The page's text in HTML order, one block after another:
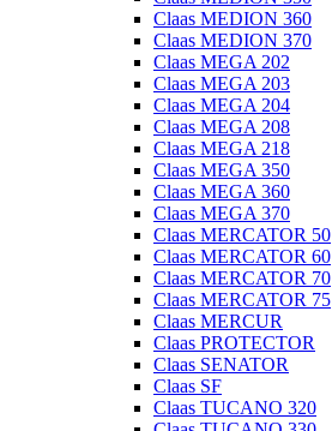
Claas MEDION 360
Claas MEDION 370
Claas MEGA 202
Claas MEGA 203
Claas MEGA 204
Claas MEGA 208
Claas MEGA 218
Claas MEGA 350
Claas MEGA 360
Claas MEGA 370
Claas MERCATOR 50
Claas MERCATOR 60
Claas MERCATOR 70
Claas MERCATOR 75
Claas MERCUR
Claas PROTECTOR
Claas SENATOR
Claas SF
Claas TUCANO 320